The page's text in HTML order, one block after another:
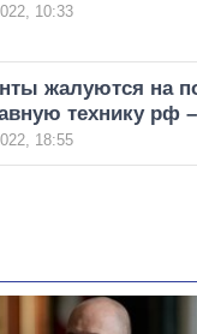
10:33
жалуются на
технику рф
18:55